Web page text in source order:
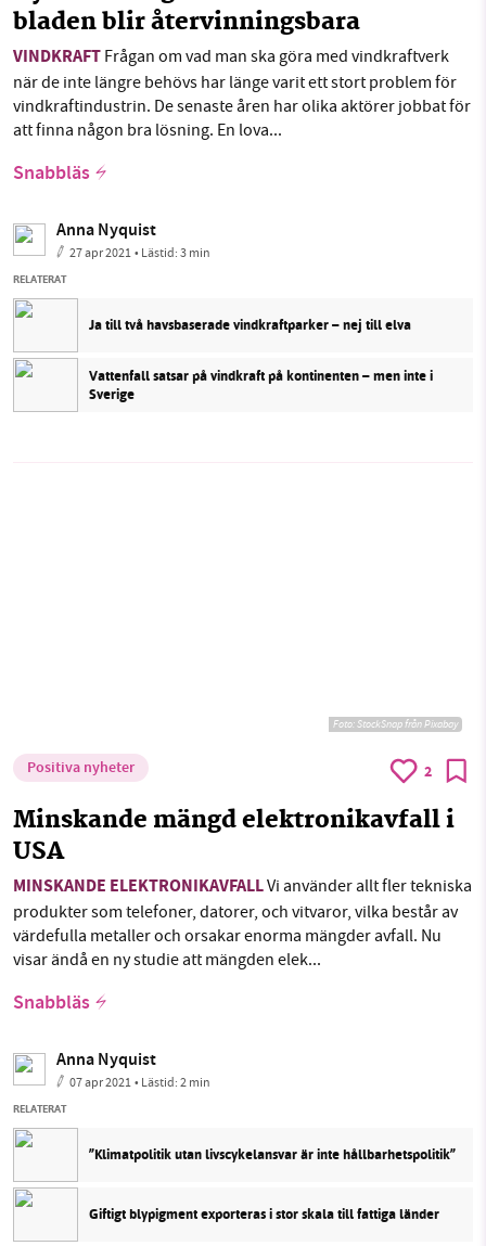
bladen blir återvinningsbara
VINDKRAFT Frågan om vad man ska göra med vindkraftverk
när de inte längre behövs har länge varit ett stort problem för
vindkraftindustrin. De senaste åren har olika aktörer jobbat för
att finna någon bra lösning. En lova...
Snabbläs
Anna Nyquist
27 apr 2021• Lästid:3 min
RELATERAT
Ja till två havsbaserade vindkraftparker – nej till elva
Vattenfall satsar på vindkraft på kontinenten – men inte i
Sverige
Foto:StockSnap från Pixabay
Positiva nyheter 2
Minskande mängd elektronikavfall i
USA
MINSKANDE ELEKTRONIKAVFALLVi använder allt fler tekniska
produkter som telefoner, datorer, och vitvaror, vilka består av
värdefulla metaller och orsakar enorma mängder avfall. Nu
visar ändå en ny studie att mängden elek...
Snabbläs
Anna Nyquist
07 apr 2021• Lästid:2 min
RELATERAT
”Klimatpolitik utan livscykelansvar är inte hållbarhetspolitik”
Giftigt blypigment exporteras i stor skala till fattiga länder